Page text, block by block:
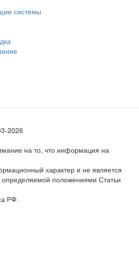
системы
2026
на то, что информация на
характер и не является
положениями Статьи
РФ.